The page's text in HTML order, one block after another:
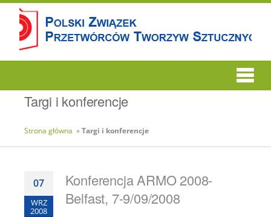
Targi i konferencje
Strona główna »Targi i konferencje
07
WRZ
2008
Konferencja ARMO 2008-
Belfast, 7-9/09/2008